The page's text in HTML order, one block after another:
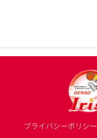
プライバシーポリシー